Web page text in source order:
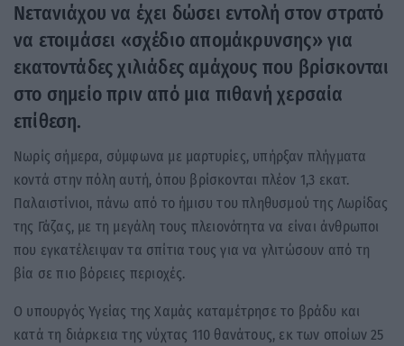
Νετανιάχου να έχει δώσει εντολή στον στρατό
να ετοιμάσει «σχέδιο απομάκρυνσης» για
εκατοντάδες χιλιάδες αμάχους που βρίσκονται
στο σημείο πριν από μια πιθανή χερσαία
επίθεση.
Νωρίς σήμερα, σύμφωνα με μαρτυρίες, υπήρξαν πλήγματα
κοντά στην πόλη αυτή, όπου βρίσκονται πλέον 1,3 εκατ.
Παλαιστίνιοι, πάνω από το ήμισυ του πληθυσμού της Λωρίδας
της Γάζας, με τη μεγάλη τους πλειονότητα να είναι άνθρωποι
που εγκατέλειψαν τα σπίτια τους για να γλιτώσουν από τη
βία σε πιο βόρειες περιοχές.
Ο υπουργός Υγείας της Χαμάς καταμέτρησε το βράδυ και
κατά τη διάρκεια της νύχτας 110 θανάτους, εκ των οποίων 25